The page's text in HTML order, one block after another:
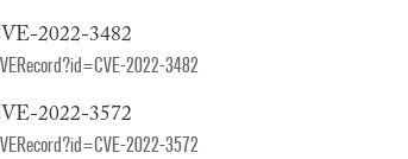
2022-3482
2022-3482
2022-3572
2022-3572